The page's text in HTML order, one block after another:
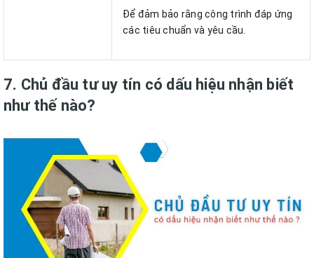
Để đảm bảo rằng công trình đáp ứng
các tiêu chuẩn và yêu cầu.
7. Chủ đầu tư uy tín có dấu hiệu nhận biết
như thế nào?